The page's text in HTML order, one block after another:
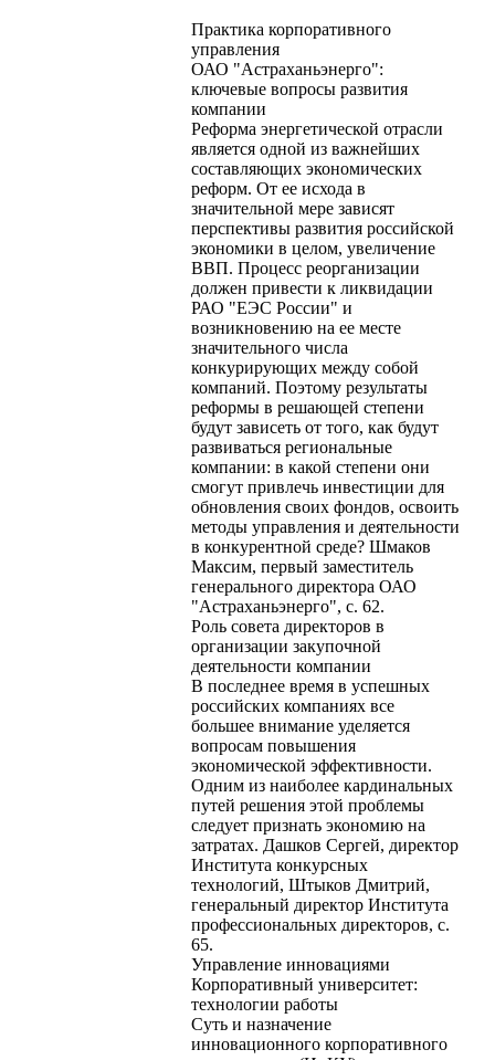
Практика корпоративного
управления
ОАО "Астраханьэнерго":
ключевые вопросы развития
компании
Реформа энергетической отрасли
является одной из важнейших
составляющих экономических
реформ. От ее исхода в
значительной мере зависят
перспективы развития российской
экономики в целом, увеличение
ВВП. Процесс реорганизации
должен привести к ликвидации
РАО "ЕЭС России" и
возникновению на ее месте
значительного числа
конкурирующих между собой
компаний. Поэтому результаты
реформы в решающей степени
будут зависеть от того, как будут
развиваться региональные
компании: в какой степени они
смогут привлечь инвестиции для
обновления своих фондов, освоить
методы управления и деятельности
в конкурентной среде? Шмаков
Максим, первый заместитель
генерального директора ОАО
"Астраханьэнерго", с. 62.
Роль совета директоров в
организации закупочной
деятельности компании
В последнее время в успешных
российских компаниях все
большее внимание уделяется
вопросам повышения
экономической эффективности.
Одним из наиболее кардинальных
путей решения этой проблемы
следует признать экономию на
затратах. Дашков Сергей, директор
Института конкурсных
технологий, Штыков Дмитрий,
генеральный директор Института
профессиональных директоров, с.
65.
Управление инновациями
Корпоративный университет:
технологии работы
Суть и назначение
инновационного корпоративного